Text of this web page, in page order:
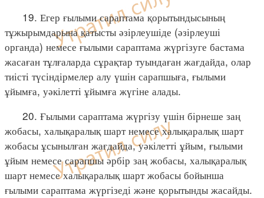
19. Егер ғылыми сараптама қорытындысының
тұжырымдарына қатысты әзірлеушіде (әзірлеуші
органда) немесе ғылыми сараптама жүргізуге бастама
жасаған тұлғаларда сұрақтар туындаған жағдайда, олар
тиісті түсіндірмелер алу үшін сарапшыға, ғылыми
ұйымға, уәкілетті ұйымға жүгіне алады.
20. Ғылыми сараптама жүргізу үшін бірнеше заң
жобасы, халықаралық шарт немесе халықаралық шарт
жобасы ұсынылған жағдайда, уәкілетті ұйым, ғылыми
ұйым немесе сарапшы әрбір заң жобасы, халықаралық
шарт немесе халықаралық шарт жобасы бойынша
ғылыми сараптама жүргізеді және қорытынды жасайды.